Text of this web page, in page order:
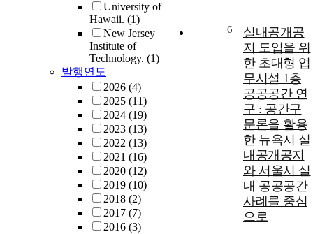
University of
Hawaii. (1)
New Jersey
Institute of
Technology. (1)
발행연도
2026 (4)
2025 (11)
2024 (19)
2023 (13)
2022 (13)
2021 (16)
2020 (12)
2019 (10)
2018 (2)
2017 (7)
2016 (3)
6
실내공개공
지 도입을 위
한 초대형 업
무시설 1층
공공공간 연
구 : 공간구
문론을 활용
한 뉴욕시 실
내공개공지
와 서울시 실
내 공공공간
사례를 중심
으로